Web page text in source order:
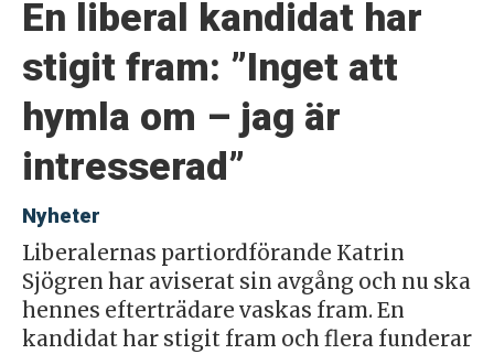
En liberal kandidat har
stigit fram: ”Inget att
hymla om – jag är
intresserad”
Nyheter
Liberalernas partiordförande Katrin
Sjögren har aviserat sin avgång och nu ska
hennes efterträdare vaskas fram. En
kandidat har stigit fram och flera funderar